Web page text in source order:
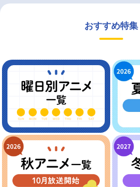
おすすめ特集